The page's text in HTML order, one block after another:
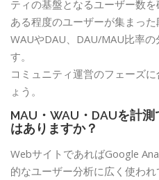
ティの基盤となるユーザー数を
ある程度のユーザーが集まっ
WAUやDAU、DAU/MAU比率
す。
コミュニティ運営のフェーズ
ょう。
MAU・WAU・DAUを計
はありますか？
WebサイトであればGoogle
的なユーザー分析に広く使われ